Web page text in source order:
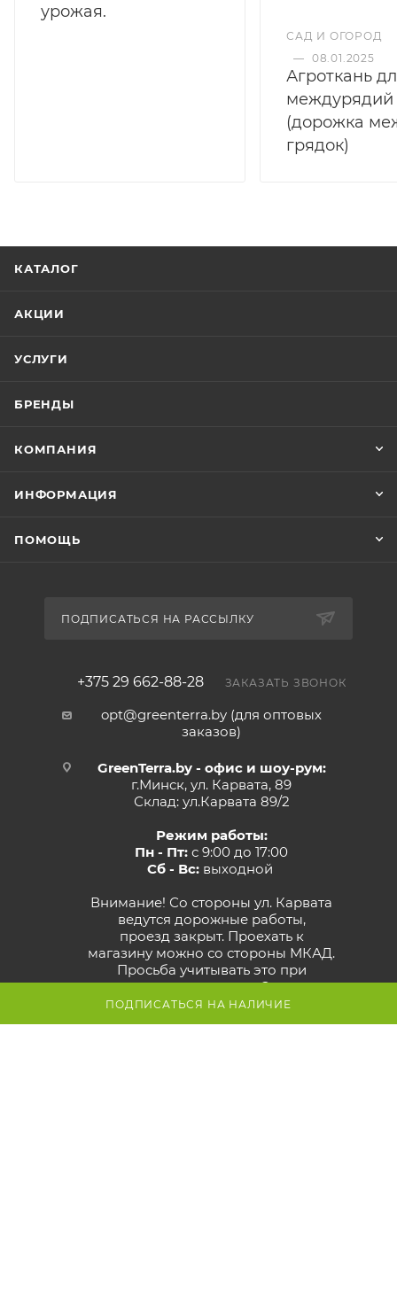
ПОДПИСАТЬСЯ НА НАЛИЧИЕ
урожая.
САД И ОГОРОД
— 08.01.2025
Агроткань
междурядий
(дорожка
грядок)
КАТАЛОГ
АКЦИИ
УСЛУГИ
БРЕНДЫ
КОМПАНИЯ
ИНФОРМАЦИЯ
ПОМОЩЬ
ПОДПИСАТЬСЯ НА РАССЫЛКУ
+375 29 662-88-28 ЗАКАЗАТЬ ЗВОНОК
opt@greenterra.by (для оптовых
заказов)
GreenTerra.by - офис и шоу-рум:
г.Минск, ул. Карвата, 89
Склад: ул.Карвата 89/2
Режим работы:
Пн - Пт: с 9:00 до 17:00
Сб - Вс:выходной
Внимание! Со стороны ул. Карвата
ведутся дорожные работы,
проезд закрыт. Проехать к
магазину можно со стороны МКАД.
Просьба учитывать это при
построении маршрута.Смотрите
карту объезда